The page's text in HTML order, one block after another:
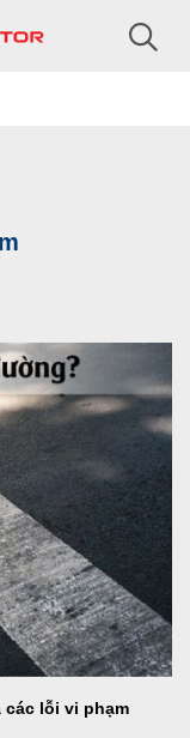
các lỗi vi phạm